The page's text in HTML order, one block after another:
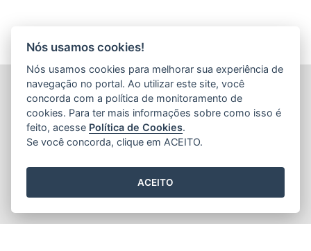
INSTITUTO ESTADUAL DE PROTEÇÃO E DEFESA DO
CONSUMIDOR (PROCON-ES)
Avenida Jerônimo Monteiro, nº 935 - Centro
CEP: 29.010-003 - Vitória / Espírito Santo
Tel.: 151
Nós usamos cookies!
Nós usamos cookies para melhorar sua experiência de
navegação no portal. Ao utilizar este site, você
concorda com a política de monitoramento de
cookies. Para ter mais informações sobre como isso é
feito, acesse Política de Cookies.
Se você concorda, clique em ACEITO.
ACEITO